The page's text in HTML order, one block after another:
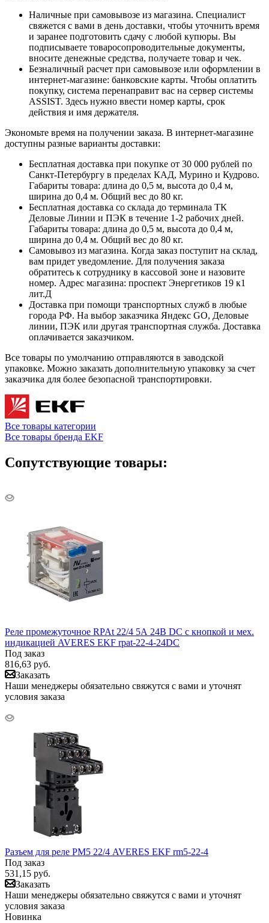
Наличные при самовывозе из магазина. Специалист
свяжется с вами в день доставки, чтобы уточнить время
и заранее подготовить сдачу с любой купюры. Вы
подписываете товаросопроводительные документы,
вносите денежные средства, получаете товар и чек.
Безналичный расчет при самовывозе или оформлении в
интернет-магазине: банковские карты. Чтобы оплатить
покупку, система перенаправит вас на сервер системы
ASSIST. Здесь нужно ввести номер карты, срок
действия и имя держателя.
Экономьте время на получении заказа. В интернет-магазине
доступны разные варианты доставки:
Бесплатная доставка при покупке от 30 000 рублей по
Санкт-Петербургу в пределах КАД, Мурино и Кудрово.
Габариты товара: длина до 0,5 м, высота до 0,4 м,
ширина до 0,4 м. Общий вес до 80 кг.
Бесплатная доставка со склада до терминала ТК
Деловые Линии и ПЭК в течение 1-2 рабочих дней.
Габариты товара: длина до 0,5 м, высота до 0,4 м,
ширина до 0,4 м. Общий вес до 80 кг.
Самовывоз из магазина. Когда заказ поступит на склад,
вам придет уведомление. Для получения заказа
обратитесь к сотруднику в кассовой зоне и назовите
номер. Адрес магазина: проспект Энергетиков 19 к1
лит.Д
Доставка при помощи транспортных служб в любые
города РФ. На выбор заказчика Яндекс GO, Деловые
линии, ПЭК или другая транспортная служба. Доставка
оплачивается заказчиком.
Все товары по умолчанию отправляются в заводской
упаковке. Можно заказать дополнительную упаковку за счет
заказчика для более безопасной транспортировки.
Все товары категории
Все товары бренда EKF
Сопутствующие товары:
Реле промежуточное RPAt 22/4 5А 24В DC с кнопкой и мех.
индикацией AVERES EKF rpat-22-4-24DC
Под заказ
816,63 руб.
Заказать
Наши менеджеры обязательно свяжутся с вами и уточнят
условия заказа
Разъем для реле РМ5 22/4 AVERES EKF rm5-22-4
Под заказ
531,15 руб.
Заказать
Наши менеджеры обязательно свяжутся с вами и уточнят
условия заказа
Новинка